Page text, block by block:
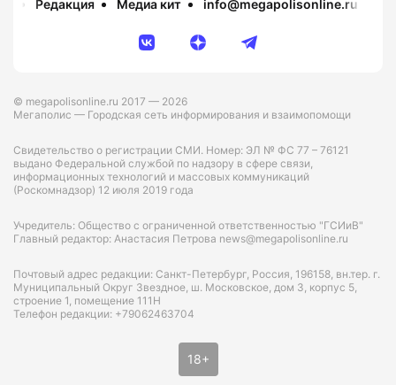
Редакция Медиа кит info@megapolisonline.ru
© megapolisonline.ru 2017 — 2026
Мегаполис — Городская сеть информирования и взаимопомощи
Свидетельство о регистрации СМИ. Номер: ЭЛ № ФС 77 – 76121
выдано Федеральной службой по надзору в сфере связи,
информационных технологий и массовых коммуникаций
(Роскомнадзор) 12 июля 2019 года
Учредитель: Общество с ограниченной ответственностью "ГСИиВ"
Главный редактор: Анастасия Петрова news@megapolisonline.ru
Почтовый адрес редакции: Санкт-Петербург, Россия, 196158, вн.тер. г.
Муниципальный Округ Звездное, ш. Московское, дом 3, корпус 5,
строение 1, помещение 111Н
Телефон редакции: +79062463704
18+